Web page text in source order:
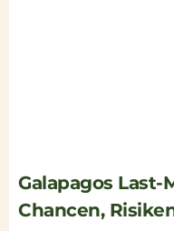
Galapagos
Chancen,